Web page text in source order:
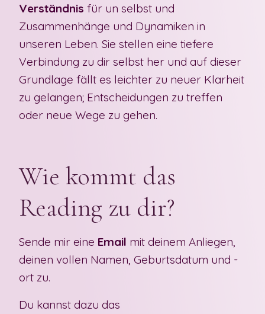
Verständnis für un selbst und
Zusammenhänge und Dynamiken in
unseren Leben. Sie stellen eine tiefere
Verbindung zu dir selbst her und auf dieser
Grundlage fällt es leichter zu neuer Klarheit
zu gelangen; Entscheidungen zu treffen
oder neue Wege zu gehen.
Wie kommt das
Reading zu dir?
Sende mir eine Email mit deinem Anliegen,
deinen vollen Namen, Geburtsdatum und -
ort zu.
Du kannst dazu das